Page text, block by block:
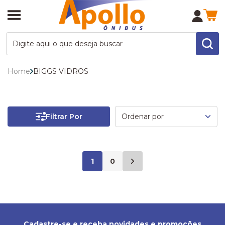
Home BIGGS VIDROS
Filtrar Por
1 0